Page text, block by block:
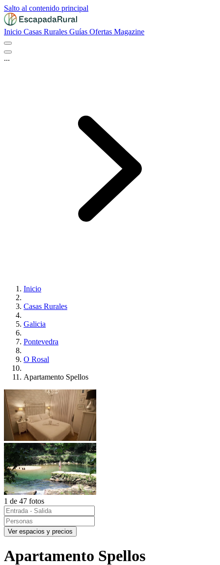
Salto al contenido principal
Inicio Casas Rurales Guías Ofertas Magazine
...
Inicio
Casas Rurales
Galicia
Pontevedra
O Rosal
Apartamento Spellos
1 de 47 fotos
Ver espacios y precios
Apartamento Spellos